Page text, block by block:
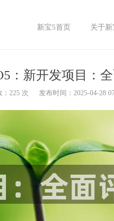
新宝5首页 关于新
：新开发项目：
：225 次 发布时间：2025-04-28